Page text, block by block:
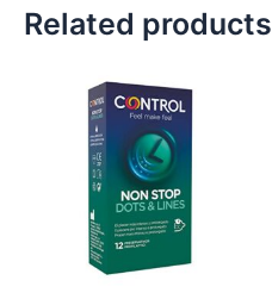
Related products